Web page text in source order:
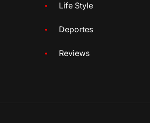
Life Style
Deportes
Reviews